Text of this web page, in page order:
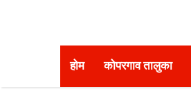
होम कोपरगाव तालुका